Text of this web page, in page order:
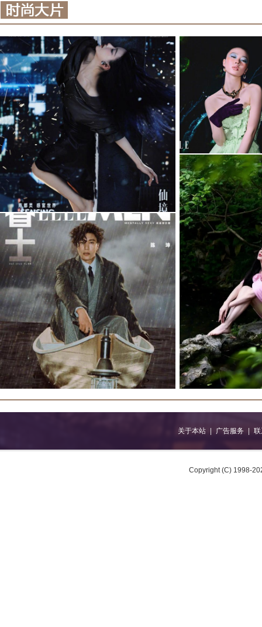
关于本站 广告服务 联
Copyright (C) 1998-